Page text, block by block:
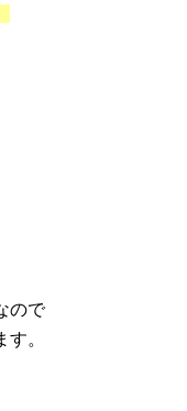
ので
。